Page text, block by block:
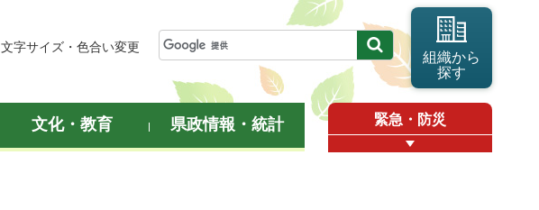
文字サイズ・色合い変更
組織から
探す
文化・教育 県政情報・統計 緊急・防災